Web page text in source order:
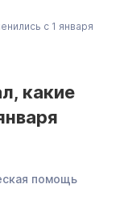
с 1 января
какие
помощь